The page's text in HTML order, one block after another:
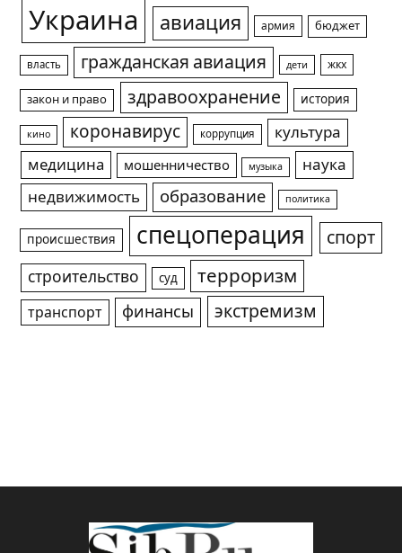
Украина авиация армия бюджет
власть гражданская авиация дети жкх
закон и право здравоохранение история
кино коронавирус коррупция
культура
медицина
мошенничество музыка
наука
недвижимость
образование политика
происшествия спецоперация спорт
строительство суд терроризм
транспорт финансы экстремизм